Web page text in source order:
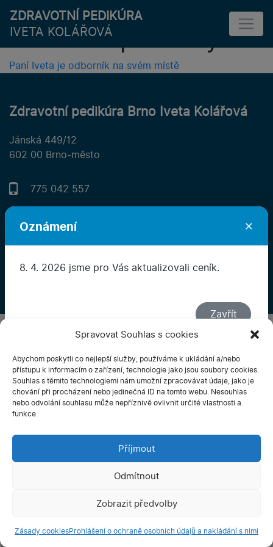
Spravovat Souhlas s cookies
Abychom poskytli co nejlepší služby, používáme k ukládání a/nebo
přístupu k informacím o zařízení, technologie jako jsou soubory cookies.
Souhlas s těmito technologiemi nám umožní zpracovávat údaje, jako je
chování při procházení nebo jedinečná ID na tomto webu. Nesouhlas
nebo odvolání souhlasu může nepříznivě ovlivnit určité vlastnosti a
funkce.
Příjmout
Odmítnout
Zobrazit předvolby
Zásady cookiesProhlášení o ochraně osobních údajů a nakládání s nimi
ZDRAVOTNÍ PEDIKÚRA
IVETA KOLÁŘOVÁ
Oznámení ×
8. 4. 2026 jsme pro Vás aktualizovali ceník.
Zavřít
Byla to moje první
navštěva pedikúry
Navigace
příspěvek
Paní Iveta je odborník na svém místě
Zdravotní pedikúra Brno Iveta Kolářová
Jánská 449/12
602 00 Brno-město
775 042 557
info@ivetakolarova.cz
© 2026 Zdravotní pedikúra Iveta Kolářová. Veškerá práva
Vyrobili ✓imagemakers.cz